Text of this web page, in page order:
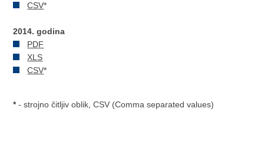
CSV*
2014. godina
PDF
XLS
CSV*
*- strojno čitljiv oblik, CSV (Comma separated values)